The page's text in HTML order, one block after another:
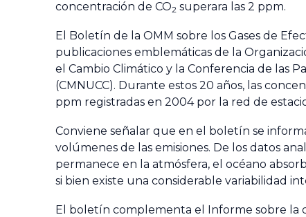
concentración de CO2 superara las 2 ppm.
El Boletín de la OMM sobre los Gases de
publicaciones emblemáticas de la
el Cambio Climático y la Conferencia de las
(CMNUCC). Durante estos 20 años, las
ppm registradas en 2004 por la red de
Conviene señalar que en el boletín se
volúmenes de las emisiones. De los datos
permanece en la atmósfera, el océano
si bien existe una considerable variabilidad
El boletín complementa el Informe sobre la